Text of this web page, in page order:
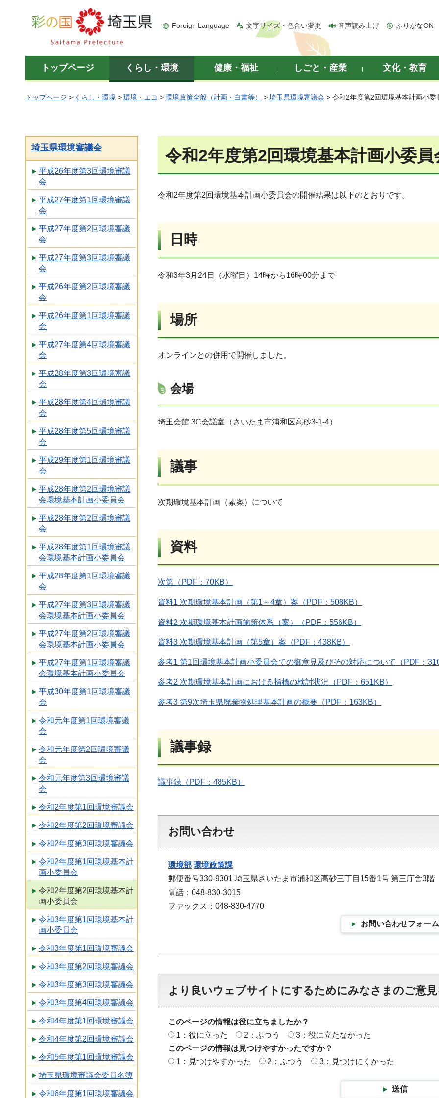
彩の国 埼玉県
Foreign Language 文字サイズ・色合い変更 音声読み上げ ふりがなON
トップページ くらし・環境 健康・福祉 しごと・産業 文化・教育
トップページ > くらし・環境 > 環境・エコ > 環境政策全般（計画・白書等） > 埼玉県環境審議会 > 令和2年度第2回環境基本計画小委
埼玉県環境審議会
平成26年度第3回環境審議
会
平成27年度第1回環境審議
会
平成27年度第2回環境審議
会
平成27年度第3回環境審議
会
平成26年度第2回環境審議
会
平成26年度第1回環境審議
会
平成27年度第4回環境審議
会
平成28年度第3回環境審議
会
平成28年度第4回環境審議
会
平成28年度第5回環境審議
会
平成29年度第1回環境審議
会
平成28年度第2回環境審議
会環境基本計画小委員会
平成28年度第2回環境審議
会
平成28年度第1回環境審議
会環境基本計画小委員会
平成28年度第1回環境審議
会
平成27年度第3回環境審議
会環境基本計画小委員会
平成27年度第2回環境審議
会環境基本計画小委員会
平成27年度第1回環境審議
会環境基本計画小委員会
平成30年度第1回環境審議
会
令和元年度第1回環境審議
会
令和元年度第2回環境審議
会
令和元年度第3回環境審議
会
令和2年度第1回環境審議会
令和2年度第2回環境審議会
令和2年度第3回環境審議会
令和2年度第1回環境基本計
画小委員会
令和2年度第2回環境基本計
画小委員会
令和3年度第1回環境基本計
画小委員会
令和3年度第1回環境審議会
令和3年度第2回環境審議会
令和3年度第3回環境審議会
令和3年度第4回環境審議会
令和4年度第1回環境審議会
令和4年度第2回環境審議会
令和5年度第1回環境審議会
埼玉県環境審議会委員名簿
令和6年度第1回環境審議会
令和2年度第2回環境基本計画小委員
令和2年度第2回環境基本計画小委員会の開催結果は以下のとおりです。
日時
令和3年3月24日（水曜日）14時から16時00分まで
場所
オンラインとの併用で開催しました。
会場
埼玉会館 3C会議室（さいたま市浦和区高砂3-1-4）
議事
次期環境基本計画（素案）について
資料
次第（PDF：70KB）
資料1 次期環境基本計画（第1～4章）案（PDF：508KB）
資料2 次期環境基本計画施策体系（案）（PDF：556KB）
資料3 次期環境基本計画（第5章）案（PDF：438KB）
参考1 第1回環境基本計画小委員会での御意見及びその対応について（PDF：
参考2 次期環境基本計画における指標の検討状況（PDF：651KB）
参考3 第9次埼玉県廃棄物処理基本計画の概要（PDF：163KB）
議事録
議事録（PDF：485KB）
お問い合わせ
環境部 環境政策課
郵便番号330-9301 埼玉県さいたま市浦和区高砂三丁目15番1号 第三庁舎3階
電話：048-830-3015
ファックス：048-830-4770
お問い合わせフォーム
より良いウェブサイトにするためにみなさまのご意
このページの情報は役に立ちましたか？
1：役に立った
2：ふつう
3：役に立たなかった
このページの情報は見つけやすかったですか？
1：見つけやすかった
2：ふつう 3：見つけにくかった
送信